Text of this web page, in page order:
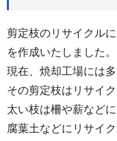
剪定枝のリサイクル
を作成いたしました。
現在、焼却工場には
その剪定枝はリサイ
太い枝は柵や薪など
腐葉土などにリサイ